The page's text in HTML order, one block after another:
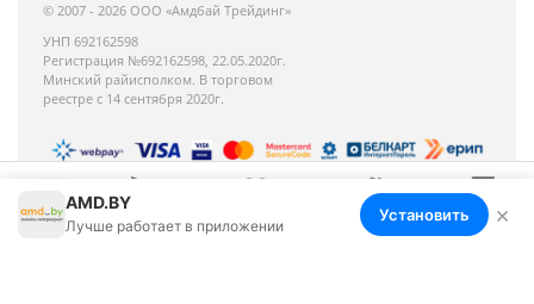
Меню Корзина Избранное Сравнение Войти
© 2007 - 2026 ООО «Амдбай Трейдинг»
УНП 692162598
Регистрация №692162598, 22.05.2020г.
Минский райисполком. В торговом
реестре с 14 сентября 2020г.
Номер телефона работников местных
исполнительных и распорядительных органов по
AMD.BY
Лучше работает в приложении
Установить ×